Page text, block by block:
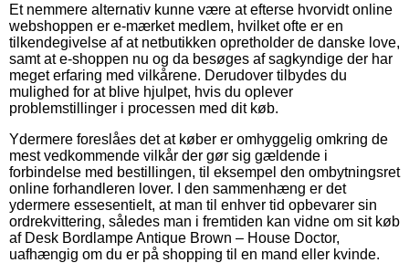
Et nemmere alternativ kunne være at efterse hvorvidt online
webshoppen er e-mærket medlem, hvilket ofte er en
tilkendegivelse af at netbutikken opretholder de danske love,
samt at e-shoppen nu og da besøges af sagkyndige der har
meget erfaring med vilkårene. Derudover tilbydes du
mulighed for at blive hjulpet, hvis du oplever
problemstillinger i processen med dit køb.
Ydermere foreslåes det at køber er omhyggelig omkring de
mest vedkommende vilkår der gør sig gældende i
forbindelse med bestillingen, til eksempel den ombytningsret
online forhandleren lover. I den sammenhæng er det
ydermere essesentielt, at man til enhver tid opbevarer sin
ordrekvittering, således man i fremtiden kan vidne om sit køb
af Desk Bordlampe Antique Brown – House Doctor,
uafhængig om du er på shopping til en mand eller kvinde.